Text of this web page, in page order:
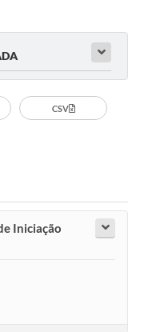
CSV
Iniciação